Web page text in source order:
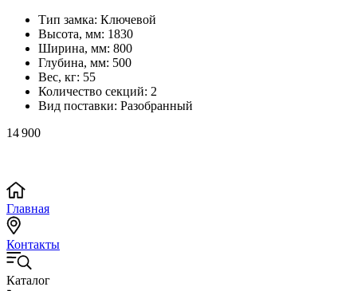
Тип замка: Ключевой
Высота, мм: 1830
Ширина, мм: 800
Глубина, мм: 500
Вес, кг: 55
Количество секций: 2
Вид поставки: Разобранный
14 900
Главная
Контакты
Каталог